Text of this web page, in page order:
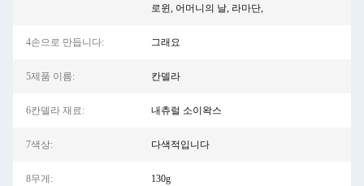
로윈, 어머니의 날, 라마단,
4손으로 만듭니다: 그래요
5제품 이름: 칸델라
6칸델라 재료: 내츄럴 소이왁스
7색상: 다색적입니다
8무게: 130g